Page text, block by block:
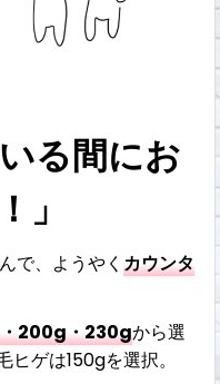
る間にお
」
で、ようやくカウンタ
200g・230gから選
ゲは150gを選択。